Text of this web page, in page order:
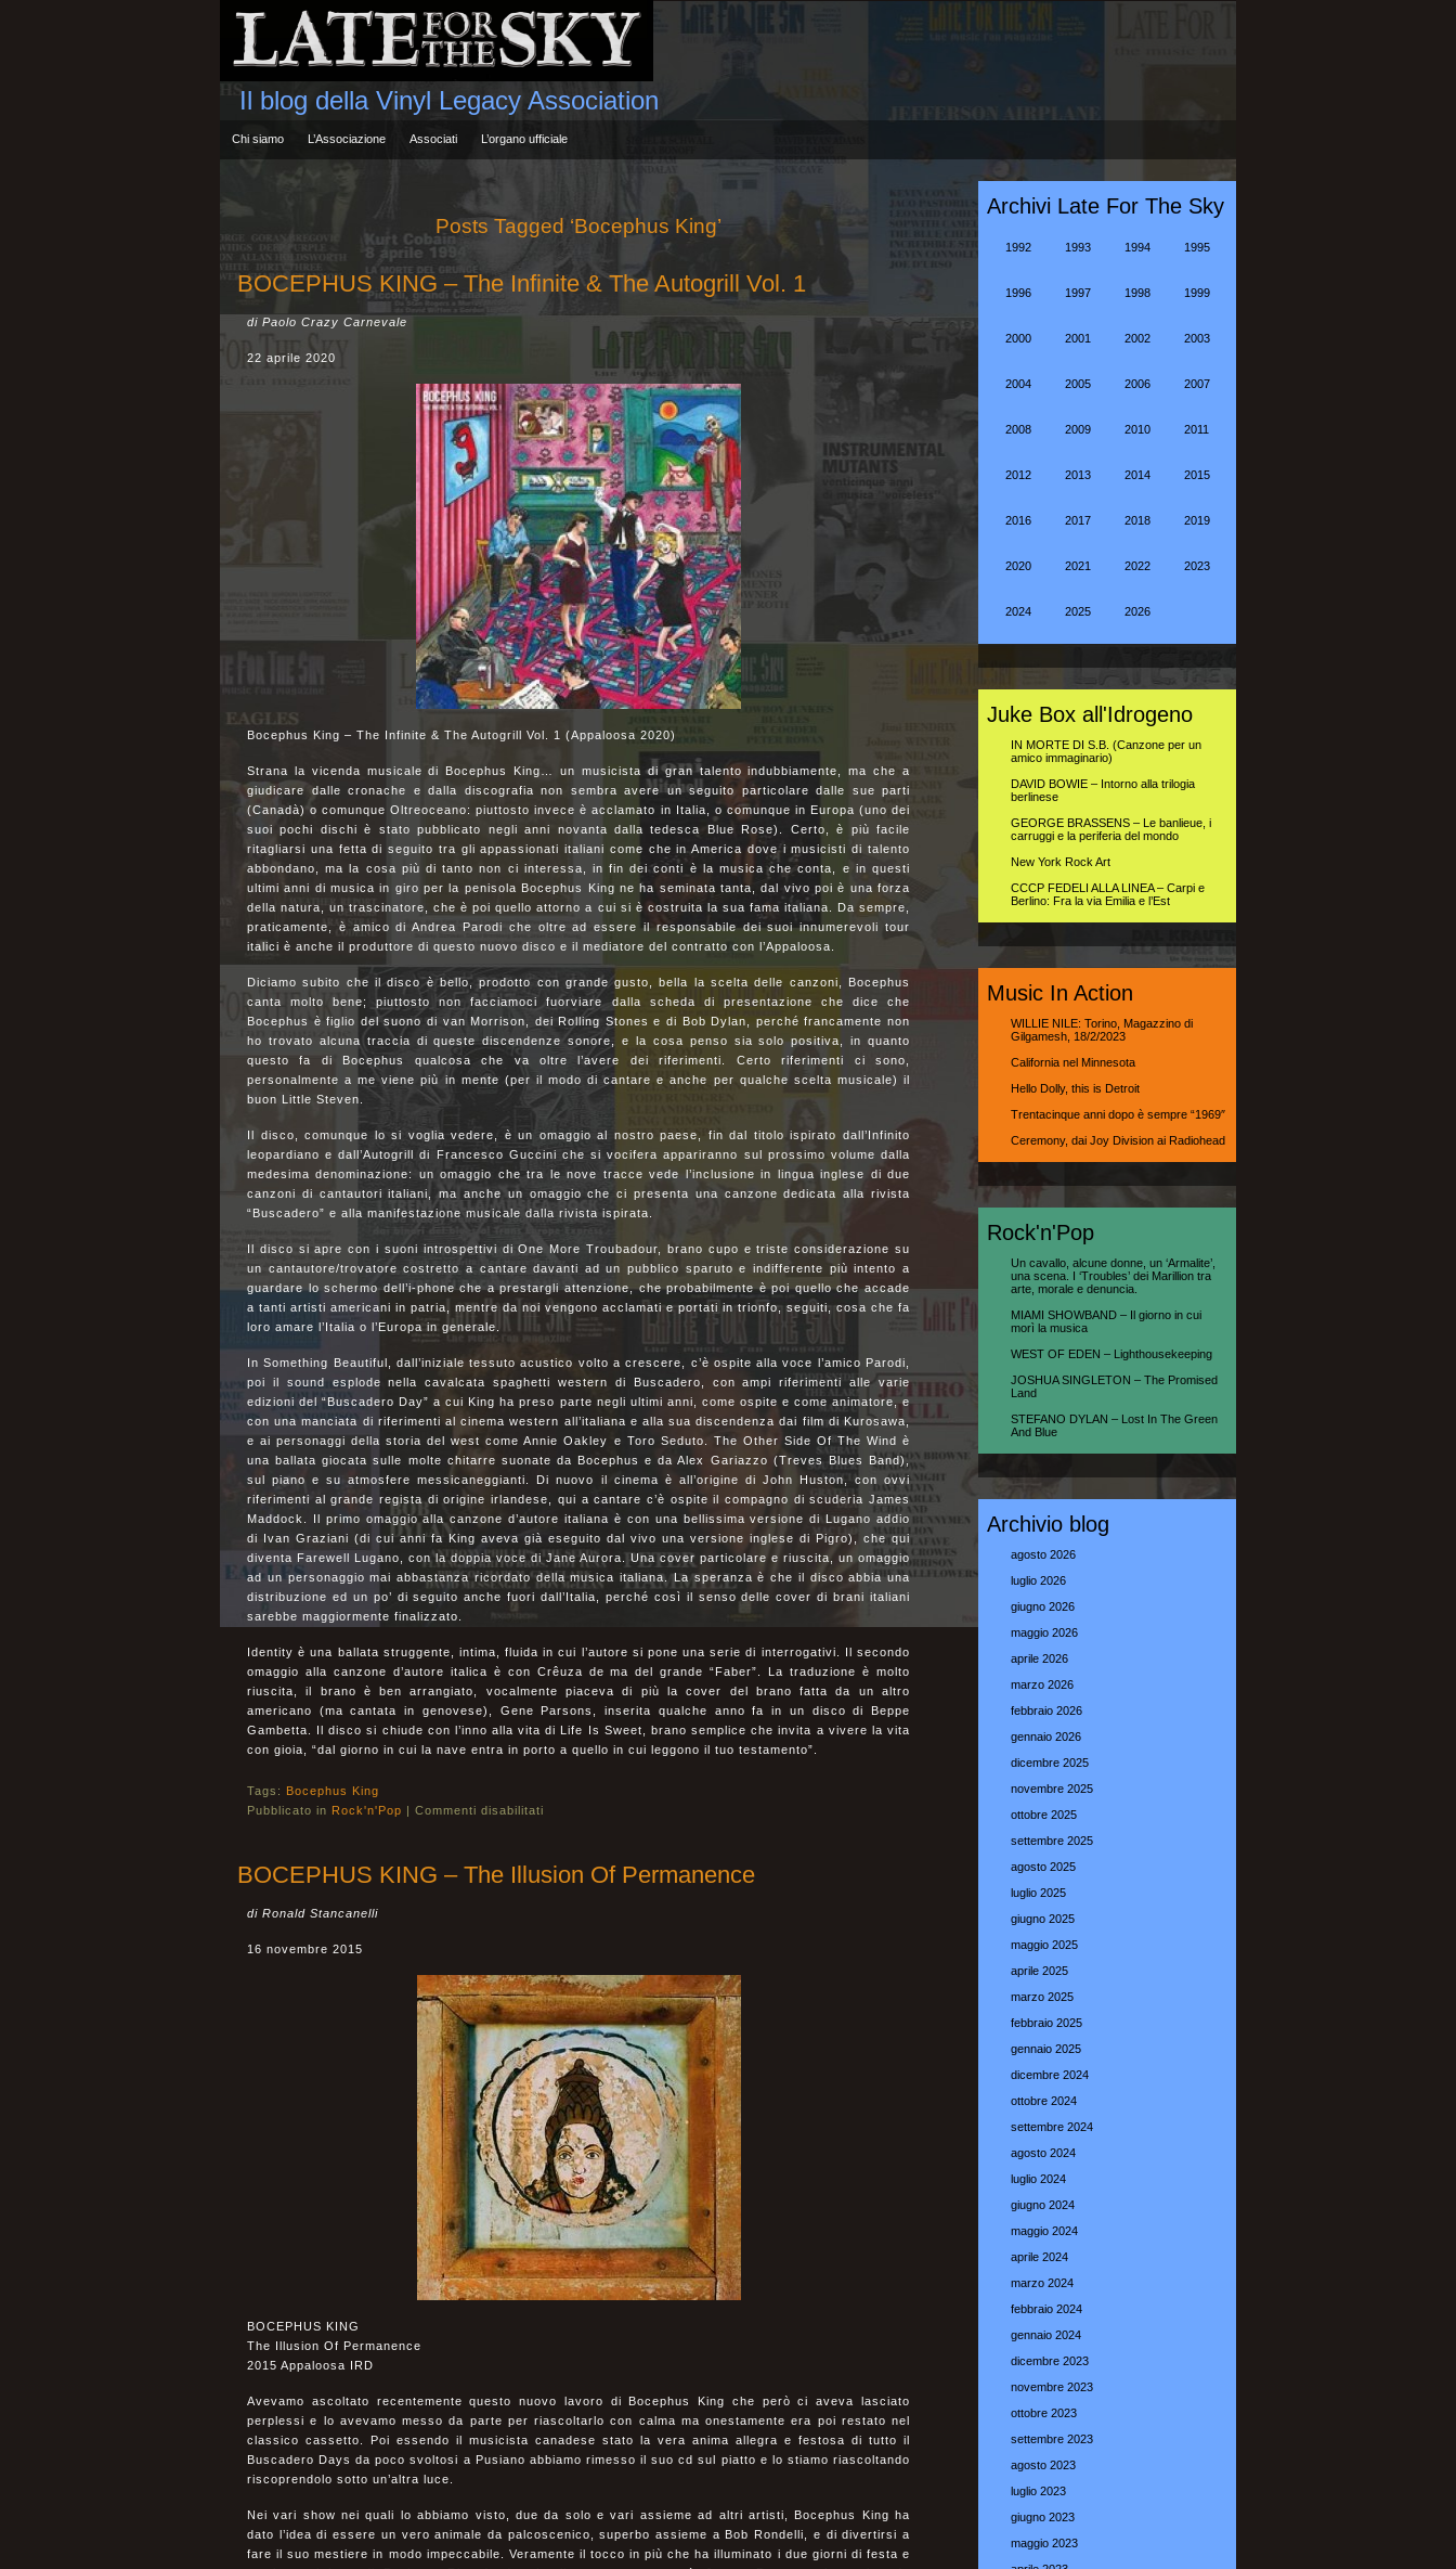
Il blog della Vinyl Legacy Association
Chi siamo L’Associazione Associati L’organo ufficiale
Posts Tagged ‘Bocephus King’
BOCEPHUS KING – The Infinite & The Autogrill Vol. 1
di Paolo Crazy Carnevale
22 aprile 2020
Bocephus King – The Infinite & The Autogrill Vol. 1 (Appaloosa 2020)
Strana la vicenda musicale di Bocephus King… un musicista di gran talento indubbiamente, ma che a
giudicare dalle cronache e dalla discografia non sembra avere un seguito particolare dalle sue parti
(Canadà) o comunque Oltreoceano: piuttosto invece è acclamato in Italia, o comunque in Europa (uno dei
suoi pochi dischi è stato pubblicato negli anni novanta dalla tedesca Blue Rose). Certo, è più facile
ritagliarsi una fetta di seguito tra gli appassionati italiani come che in America dove i musicisti di talento
abbondano, ma la cosa più di tanto non ci interessa, in fin dei conti è la musica che conta, e in questi
ultimi anni di musica in giro per la penisola Bocephus King ne ha seminata tanta, dal vivo poi è una forza
della natura, un trascinatore, che è poi quello attorno a cui si è costruita la sua fama italiana. Da sempre,
praticamente, è amico di Andrea Parodi che oltre ad essere il responsabile dei suoi innumerevoli tour
italici è anche il produttore di questo nuovo disco e il mediatore del contratto con l’Appaloosa.
Diciamo subito che il disco è bello, prodotto con grande gusto, bella la scelta delle canzoni, Bocephus
canta molto bene; piuttosto non facciamoci fuorviare dalla scheda di presentazione che dice che
Bocephus è figlio del suono di van Morrison, dei Rolling Stones e di Bob Dylan, perché francamente non
ho trovato alcuna traccia di queste discendenze sonore, e la cosa penso sia solo positiva, in quanto
questo fa di Bocephus qualcosa che va oltre l’avere dei riferimenti. Certo riferimenti ci sono,
personalmente a me viene più in mente (per il modo di cantare e anche per qualche scelta musicale) il
buon Little Steven.
Il disco, comunque lo si voglia vedere, è un omaggio al nostro paese, fin dal titolo ispirato dall’Infinito
leopardiano e dall’Autogrill di Francesco Guccini che si vocifera appariranno sul prossimo volume dalla
medesima denominazione: un omaggio che tra le nove tracce vede l’inclusione in lingua inglese di due
canzoni di cantautori italiani, ma anche un omaggio che ci presenta una canzone dedicata alla rivista
“Buscadero” e alla manifestazione musicale dalla rivista ispirata.
Il disco si apre con i suoni introspettivi di One More Troubadour, brano cupo e triste considerazione su
un cantautore/trovatore costretto a cantare davanti ad un pubblico sparuto e indifferente più intento a
guardare lo schermo dell’i-phone che a prestargli attenzione, che probabilmente è poi quello che accade
a tanti artisti americani in patria, mentre da noi vengono acclamati e portati in trionfo, seguiti, cosa che fa
loro amare l’Italia o l’Europa in generale.
In Something Beautiful, dall’iniziale tessuto acustico volto a crescere, c’è ospite alla voce l’amico Parodi,
poi il sound esplode nella cavalcata spaghetti western di Buscadero, con ampi riferimenti alle varie
edizioni del “Buscadero Day” a cui King ha preso parte negli ultimi anni, come ospite e come animatore, e
con una manciata di riferimenti al cinema western all’italiana e alla sua discendenza dai film di Kurosawa,
e ai personaggi della storia del west come Annie Oakley e Toro Seduto. The Other Side Of The Wind è
una ballata giocata sulle molte chitarre suonate da Bocephus e da Alex Gariazzo (Treves Blues Band),
sul piano e su atmosfere messicaneggianti. Di nuovo il cinema è all’origine di John Huston, con ovvi
riferimenti al grande regista di origine irlandese, qui a cantare c’è ospite il compagno di scuderia James
Maddock. Il primo omaggio alla canzone d’autore italiana è con una bellissima versione di Lugano addio
di Ivan Graziani (di cui anni fa King aveva già eseguito dal vivo una versione inglese di Pigro), che qui
diventa Farewell Lugano, con la doppia voce di Jane Aurora. Una cover particolare e riuscita, un omaggio
ad un personaggio mai abbastanza ricordato della musica italiana. La speranza è che il disco abbia una
distribuzione ed un po’ di seguito anche fuori dall’Italia, perché così il senso delle cover di brani italiani
sarebbe maggiormente finalizzato.
Identity è una ballata struggente, intima, fluida in cui l’autore si pone una serie di interrogativi. Il secondo
omaggio alla canzone d’autore italica è con Crêuza de ma del grande “Faber”. La traduzione è molto
riuscita, il brano è ben arrangiato, vocalmente piaceva di più la cover del brano fatta da un altro
americano (ma cantata in genovese), Gene Parsons, inserita qualche anno fa in un disco di Beppe
Gambetta. Il disco si chiude con l’inno alla vita di Life Is Sweet, brano semplice che invita a vivere la vita
con gioia, “dal giorno in cui la nave entra in porto a quello in cui leggono il tuo testamento”.
Tags: Bocephus King
Pubblicato in Rock'n'Pop | Commenti disabilitati
BOCEPHUS KING – The Illusion Of Permanence
di Ronald Stancanelli
16 novembre 2015
BOCEPHUS KING
The Illusion Of Permanence
2015 Appaloosa IRD
Avevamo ascoltato recentemente questo nuovo lavoro di Bocephus King che però ci aveva lasciato
perplessi e lo avevamo messo da parte per riascoltarlo con calma ma onestamente era poi restato nel
classico cassetto. Poi essendo il musicista canadese stato la vera anima allegra e festosa di tutto il
Buscadero Days da poco svoltosi a Pusiano abbiamo rimesso il suo cd sul piatto e lo stiamo riascoltando
riscoprendolo sotto un’altra luce.
Nei vari show nei quali lo abbiamo visto, due da solo e vari assieme ad altri artisti, Bocephus King ha
dato l’idea di essere un vero animale da palcoscenico, superbo assieme a Bob Rondelli, e di divertirsi a
fare il suo mestiere in modo impeccabile. Veramente il tocco in più che ha illuminato i due giorni di festa e
Archivi Late For The Sky
1992 1993 1994 1995
1996 1997 1998 1999
2000 2001 2002 2003
2004 2005 2006 2007
2008 2009 2010 2011
2012 2013 2014 2015
2016 2017 2018 2019
2020 2021 2022 2023
2024 2025 2026
Juke Box all'Idrogeno
IN MORTE DI S.B. (Canzone per un
amico immaginario)
DAVID BOWIE – Intorno alla trilogia
berlinese
GEORGE BRASSENS – Le banlieue, i
carruggi e la periferia del mondo
New York Rock Art
CCCP FEDELI ALLA LINEA – Carpi e
Berlino: Fra la via Emilia e l’Est
Music In Action
WILLIE NILE: Torino, Magazzino di
Gilgamesh, 18/2/2023
California nel Minnesota
Hello Dolly, this is Detroit
Trentacinque anni dopo è sempre “1969″
Ceremony, dai Joy Division ai Radiohead
Rock'n'Pop
Un cavallo, alcune donne, un ‘Armalite’,
una scena. I ‘Troubles’ dei Marillion tra
arte, morale e denuncia.
MIAMI SHOWBAND – Il giorno in cui
morì la musica
WEST OF EDEN – Lighthousekeeping
JOSHUA SINGLETON – The Promised
Land
STEFANO DYLAN – Lost In The Green
And Blue
Archivio blog
agosto 2026
luglio 2026
giugno 2026
maggio 2026
aprile 2026
marzo 2026
febbraio 2026
gennaio 2026
dicembre 2025
novembre 2025
ottobre 2025
settembre 2025
agosto 2025
luglio 2025
giugno 2025
maggio 2025
aprile 2025
marzo 2025
febbraio 2025
gennaio 2025
dicembre 2024
ottobre 2024
settembre 2024
agosto 2024
luglio 2024
giugno 2024
maggio 2024
aprile 2024
marzo 2024
febbraio 2024
gennaio 2024
dicembre 2023
novembre 2023
ottobre 2023
settembre 2023
agosto 2023
luglio 2023
giugno 2023
maggio 2023